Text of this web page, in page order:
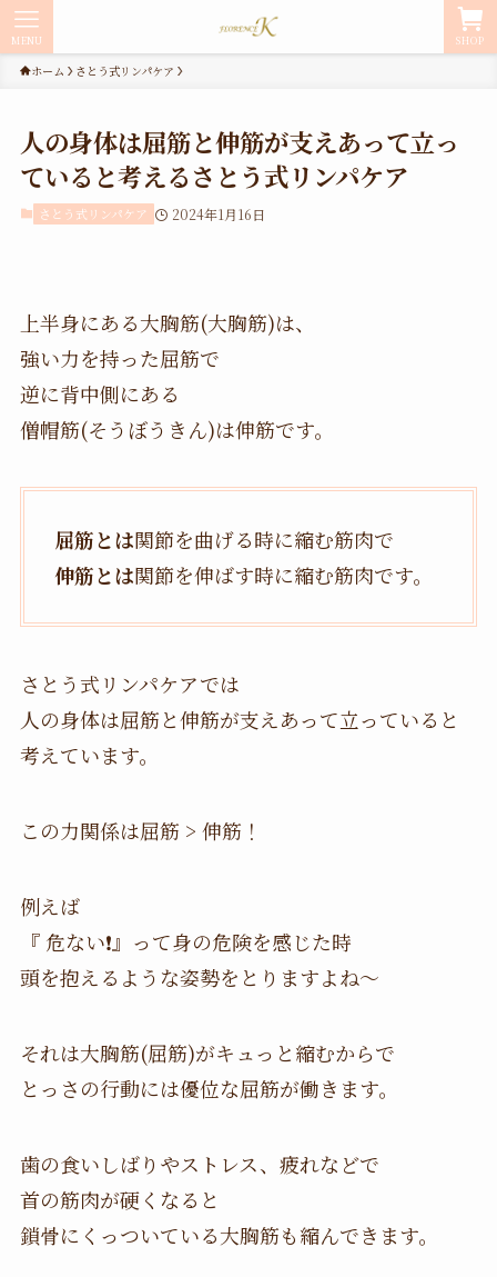
SHOP
MENU
ホーム さとう式リンパケア
人の身体は屈筋と伸筋が支えあって立っ
ていると考えるさとう式リンパケア
さとう式リンパケア 2024年1月16日
上半身にある大胸筋(大胸筋)は、
強い力を持った屈筋で
逆に背中側にある
僧帽筋(そうぼうきん)は伸筋です。
屈筋とは関節を曲げる時に縮む筋肉で
伸筋とは関節を伸ばす時に縮む筋肉です。
さとう式リンパケアでは
人の身体は屈筋と伸筋が支えあって立っていると
考えています。
この力関係は屈筋 > 伸筋！
例えば
『 危ない❗️』って身の危険を感じた時
頭を抱えるような姿勢をとりますよね〜
それは大胸筋(屈筋)がキュっと縮むからで
とっさの行動には優位な屈筋が働きます。
歯の食いしばりやストレス、疲れなどで
首の筋肉が硬くなると
鎖骨にくっついている大胸筋も縮んできます。